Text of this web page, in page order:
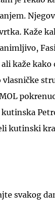
Kaže
ali kaže
vlasničke
kutinski
svakog